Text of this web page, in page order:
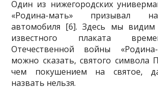
Один из нижегородских
«Родина-мать» при­зывал
автомобиля [6]. Здесь мы видим
известного плаката
Отечественной войны
можно сказать, святого символа
чем покушением на святое,
назвать нельзя.